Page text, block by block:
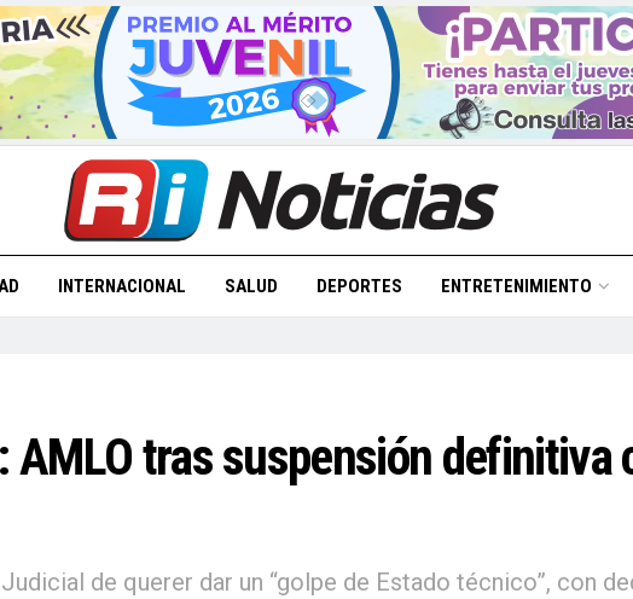
INTERNACIONAL SALUD DEPORTES ENTRETENIMIENTO
AMLO tras suspensión
de querer dar un “golpe de Estado técnico”, con